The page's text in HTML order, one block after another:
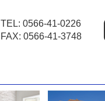
TEL: 0566-41-0226
FAX: 0566-41-3748